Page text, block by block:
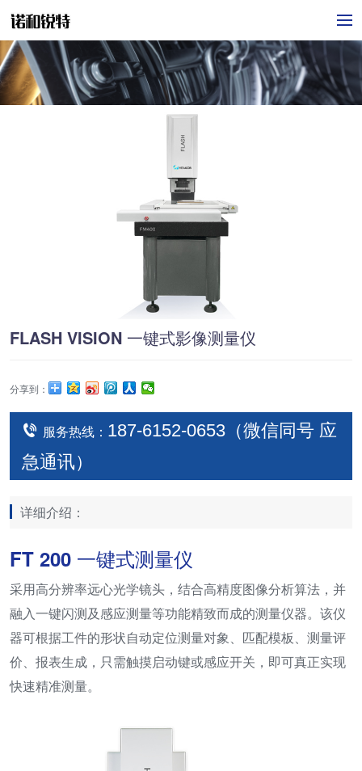
FLASH VISION 一键式影像测量仪
分享到：
服务热线： 187-6152-0653（微信同号 应
急通讯）
详细介绍：
FT 200 一键式测量仪
采用高分辨率远心光学镜头，结合高精度图像分析算法，并
融入一键闪测及感应测量等功能精致而成的测量仪器。该仪
器可根据工件的形状自动定位测量对象、匹配模板、测量评
价、报表生成，只需触摸启动键或感应开关，即可真正实现
快速精准测量。